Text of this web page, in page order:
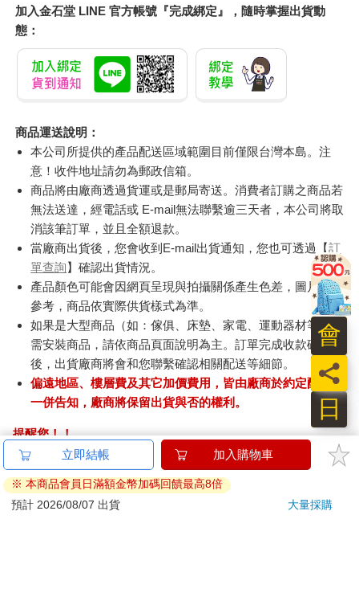
加入金石堂 LINE 官方帳號『完成綁定』，隨時掌握出貨動
態：
商品運送說明：
本公司所提供的產品配送區域範圍目前僅限台灣本島。注
意！收件地址請勿為郵政信箱。
商品將由廠商透過貨運或是郵局寄送。消費者訂購之商品若
無法送達，經電話或 E-mail無法聯繫逾三天者，本公司將取
消該筆訂單，並且全額退款。
當廠商出貨後，您會收到E-mail出貨通知，您也可透過【訂
單查詢 】確認出貨情況。
產品顏色可能會因網頁呈現與拍攝關係產生色差，圖片僅供
參考，商品依實際供貨樣式為準。
如果是大型商品（如：傢俱、床墊、家電、運動器材等）及
需安裝商品，請依商品頁面說明為主。訂單完成收款確認
後，出貨廠商將會和您聯繫確認相關配送等細節。
偏遠地區、樓層費及其它加價費用，皆由廠商於約定配送時
一併告知，廠商將保留出貨與否的權利。
提醒您！！
金石堂及銀行均不會請您操作ATM! 如接獲電話要求您前往
ATM提款機，請不要聽從指示，以免受騙上當！
退換貨須知：
立即結帳 加入購物車
※ 本商品會員日滿額金幣加碼回饋最高8倍
預計 2026/08/07 出貨
大量採購
日
員
會